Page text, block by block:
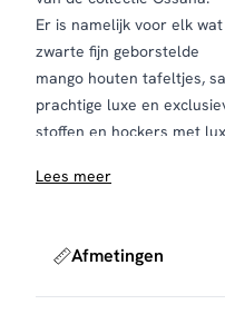
Er is namelijk voor elk
zwarte fijn geborstelde
mango houten tafeltjes,
prachtige luxe en
stoffen en hockers met
dienbladen afneembaar.
Lees meer
Afmetingen